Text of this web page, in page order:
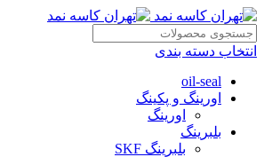
انتخاب دسته بندی
oil-seal
اورینگ و پکینگ
اورینگ
بلبرینگ
بلبرینگ SKF